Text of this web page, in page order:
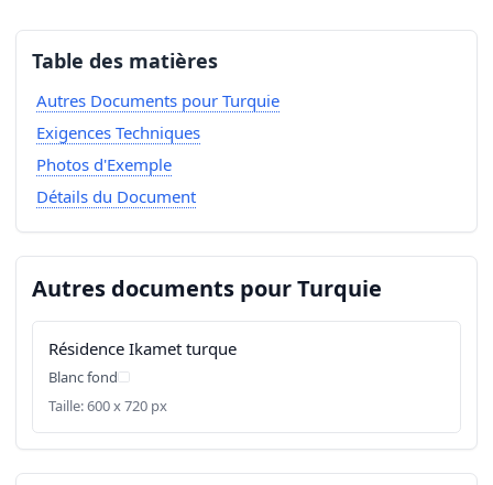
Table des matières
Autres Documents pour Turquie
Exigences Techniques
Photos d'Exemple
Détails du Document
Autres documents pour Turquie
Résidence Ikamet turque
Blanc fond
Taille: 600 x 720 px